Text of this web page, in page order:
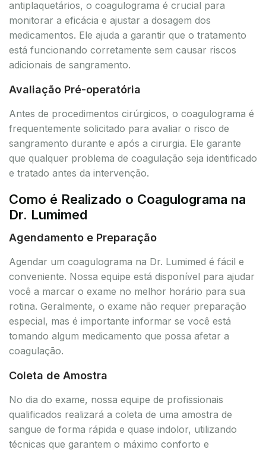
antiplaquetários, o coagulograma é crucial para
monitorar a eficácia e ajustar a dosagem dos
medicamentos. Ele ajuda a garantir que o tratamento
está funcionando corretamente sem causar riscos
adicionais de sangramento.
Avaliação Pré-operatória
Antes de procedimentos cirúrgicos, o coagulograma é
frequentemente solicitado para avaliar o risco de
sangramento durante e após a cirurgia. Ele garante
que qualquer problema de coagulação seja identificado
e tratado antes da intervenção.
Como é Realizado o Coagulograma na
Dr. Lumimed
Agendamento e Preparação
Agendar um coagulograma na Dr. Lumimed é fácil e
conveniente. Nossa equipe está disponível para ajudar
você a marcar o exame no melhor horário para sua
rotina. Geralmente, o exame não requer preparação
especial, mas é importante informar se você está
tomando algum medicamento que possa afetar a
coagulação.
Coleta de Amostra
No dia do exame, nossa equipe de profissionais
qualificados realizará a coleta de uma amostra de
sangue de forma rápida e quase indolor, utilizando
técnicas que garantem o máximo conforto e